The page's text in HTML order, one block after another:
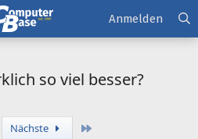
Anmelden
so viel besser?
Nächste